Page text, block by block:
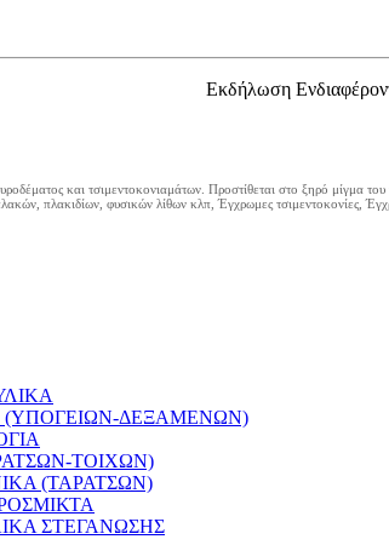
Εκδήλωση
και τσιμεντοκονιαμάτων. Προστίθεται στο ξηρό μίγμα
πλακιδίων, φυσικών λίθων κλπ, Έγχρωμες τσιμεντοκονίες,
(ΥΠΟΓΕΙΩΝ-ΔΕΞΑΜΕΝΩΝ)
ΤΟΙΧΩΝ)
(ΤΑΡΑΤΣΩΝ)
ΣΤΕΓΑΝΩΣΗΣ